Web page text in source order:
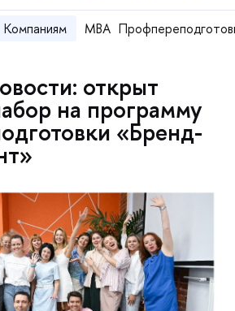
Компаниям MBA
открыт
на программу
«Бренд-